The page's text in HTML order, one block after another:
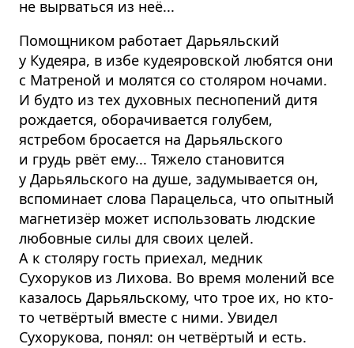
не вырваться из неё...
Помощником работает Дарьяльский
у Кудеяра, в избе кудеяровской любятся они
с Матреной и молятся со столяром ночами.
И будто из тех духовных песнопений дитя
рождается, оборачивается голубем,
ястребом бросается на Дарьяльского
и грудь рвёт ему... Тяжело становится
у Дарьяльского на душе, задумывается он,
вспоминает слова Парацельса, что опытный
магнетизёр может использовать людские
любовные силы для своих целей.
А к столяру гость приехал, медник
Сухоруков из Лихова. Во время молений все
казалось Дарьяльскому, что трое их, но кто-
то четвёртый вместе с ними. Увидел
Сухорукова, понял: он четвёртый и есть.